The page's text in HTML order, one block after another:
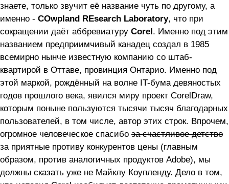
знаете, только звучит её название чуть по другому, а
именно - COwpland REsearch Laboratory, что при
сокращении даёт аббревиатуру Corel. Именно под этим
названием предприимчивый канадец создал в 1985
всемирно нынче известную компанию со штаб-
квартирой в Оттаве, провинция Онтарио. Именно под
этой маркой, рождённый на волне IT-бума девяностых
годов прошлого века, явился миру проект CorelDraw,
которым поныне пользуются тысячи тысяч благодарных
пользователей, в том числе, автор этих строк. Впрочем,
огромное человеческое спасибо за счастливое детство
за приятные противу конкурентов цены (главным
образом, против аналогичных продуктов Adobe), мы
должны сказать уже не Майклу Коупленду. Дело в том,